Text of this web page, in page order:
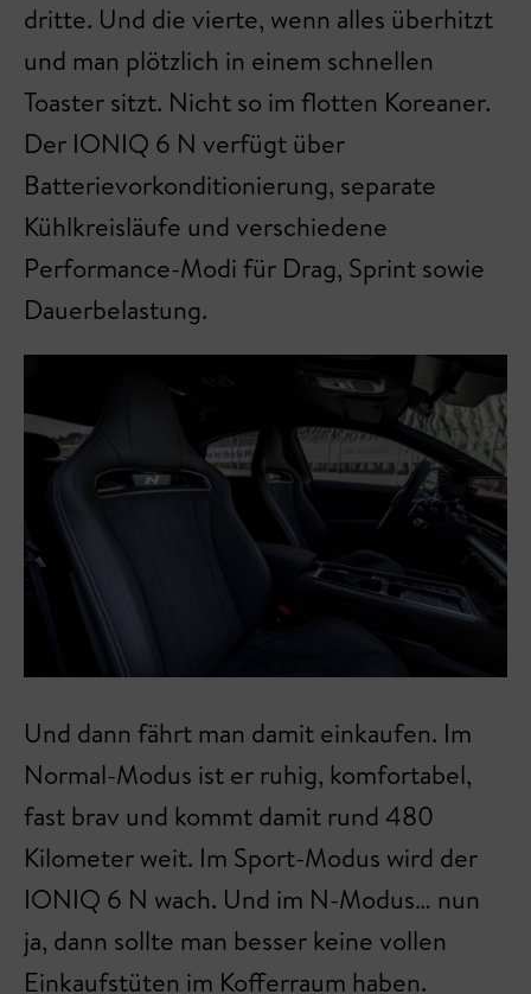
dritte. Und die vierte, wenn alles überhitzt
und man plötzlich in einem schnellen
Toaster sitzt. Nicht so im flotten Koreaner.
Der IONIQ 6 N verfügt über
Batterievorkonditionierung, separate
Kühlkreisläufe und verschiedene
Performance-Modi für Drag, Sprint sowie
Dauerbelastung.
Und dann fährt man damit einkaufen. Im
Normal-Modus ist er ruhig, komfortabel,
fast brav und kommt damit rund 480
Kilometer weit. Im Sport-Modus wird der
IONIQ 6 N wach. Und im N-Modus… nun
ja, dann sollte man besser keine vollen
Einkaufstüten im Kofferraum haben.